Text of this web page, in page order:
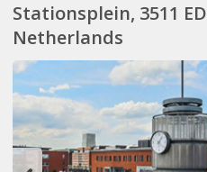
Stationsplein, 3511
Netherlands